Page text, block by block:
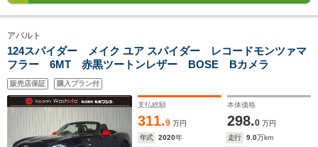
アバルト
124スパイダー メイク ユア スパイダー レコードモンツァマ
フラー 6MT 赤黒ツートンレザー BOSE Bカメラ
販売店保証 購入プラン付
支払総額
311.9 万円
本体価格
298.0 万円
年式
2020年 走行 9.0万km